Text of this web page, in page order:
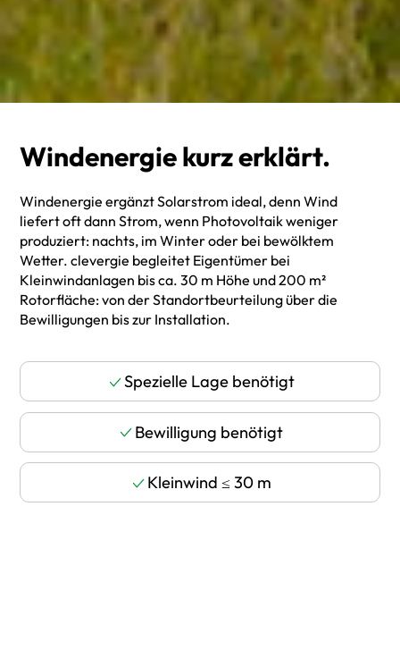
Windenergie kurz erklärt.
Windenergie ergänzt Solarstrom ideal, denn Wind
liefert oft dann Strom, wenn Photovoltaik weniger
produziert: nachts, im Winter oder bei bewölktem
Wetter. clevergie begleitet Eigentümer bei
Kleinwindanlagen bis ca. 30 m Höhe und 200 m²
Rotorfläche: von der Standortbeurteilung über die
Bewilligungen bis zur Installation.
Spezielle Lage benötigt
Bewilligung benötigt
Kleinwind ≤ 30 m